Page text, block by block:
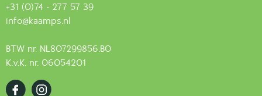
+31 (0)74 - 277 57 39
info@kaamps.nl
BTW nr. NL807299856.B0
K.v.K. nr. 06054201